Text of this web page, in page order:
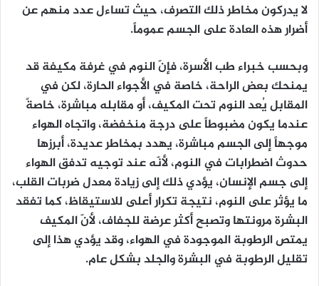
لا يدركون مخاطر ذلك التصرف، حيث تساءل عدد منهم عن
أضرار هذه العادة على الجسم عموماً.
وبحسب خبراء طب الأسرة، فإنّ النوم في غرفة مكيفة قد
يمنحك بعض الراحة، خاصة في الأجواء الحارة، لكن في
المقابل يُعد النوم تحت المكيف، أو مقابله مباشرة، خاصةً
عندما يكون مضبوطاً على درجة منخفضة، واتجاه الهواء
موجهاً إلى الجسم مباشرة، يهدد بمخاطر عديدة، أبرزها
حدوث اضطرابات في النوم، لأنّه عند توجيه تدفق الهواء
إلى جسم الإنسان، يؤدي ذلك إلى زيادة معدل ضربات القلب،
ما يؤثر على النوم، نتيجة تكرار أعلى للاستيقاظ، كما تفقد
البشرة مرونتها وتصبح أكثر عرضة للجفاف، لأنّ المكيف
يمتص الرطوبة الموجودة في الهواء، وقد يؤدي هذا إلى
تقليل الرطوبة في البشرة والجلد بشكل عام.